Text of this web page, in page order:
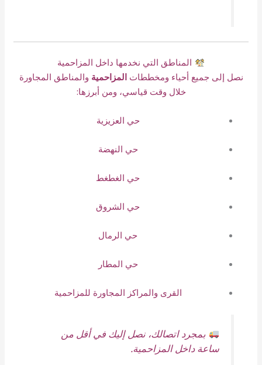
المناطق التي نخدمها داخل المزاحمية
نصل إلى جميع أحياء ومخططاتالمزاحمية والمناطق المجاورة
خلال وقت قياسي، ومن أبرزها:
حي العزيزية
حي النهضة
حي الغطغط
حي الشروق
حي الرمال
حي المطار
القرى والمراكز المجاورة للمزاحمية
بمجرد اتصالك، نصل إليك في أقل من
ساعة داخل المزاحمية.